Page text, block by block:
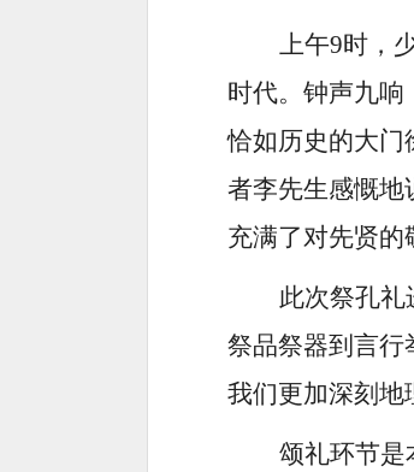
上午9时，
时代。钟声九响
恰如历史的大门
者李先生感慨地
充满了对先贤的
此次祭孔礼
祭品祭器到言行
我们更加深刻地
颂礼环节是